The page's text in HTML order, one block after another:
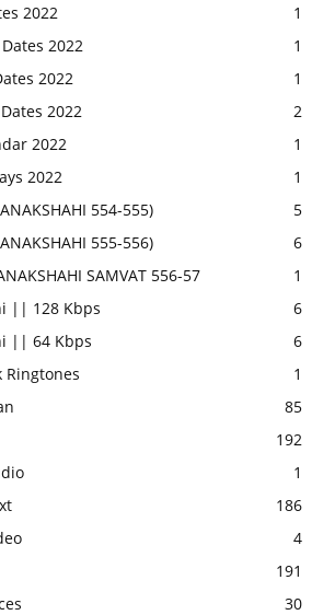
2022
1
2022
1
2022
1
2022
2
2022
1
2022
1
554-555)
5
555-556)
6
SAMVAT 556-57
1
|| 128 Kbps
6
|| 64 Kbps
6
Ringtones
1
85
192
1
186
4
191
30